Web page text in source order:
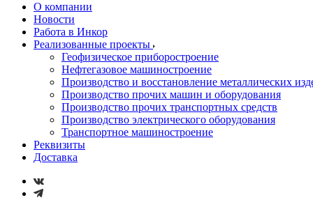
О компании
Новости
Работа в Инкор
Реализованные проекты
Геофизическое приборостроение
Нефтегазовое машиностроение
Производство и восстановление металлических
Производство прочих машин и оборудования
Производство прочих транспортных средств
Производство электрического оборудования
Транспортное машиностроение
Реквизиты
Доставка